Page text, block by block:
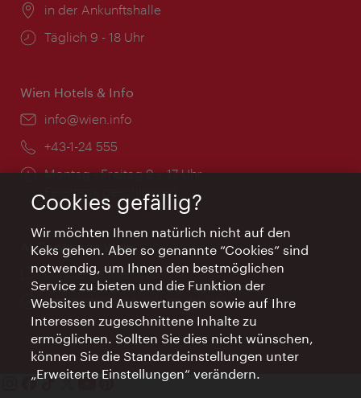
Ort:
in der Ankunftshalle
Öffnungszeiten:
Täglich 9 - 18 Uhr
Wien Hotels & Info
Email:
info@wien.info
Telefon:
+43-1-24 555
Öffnungszeiten:
Montag - Freitag 9 – 17 Uhr
Feiertags geschlossen
AI Concierge Wien
Ort:
concierge.wien.info
Öffnungszeiten:
Informationen rund um die Uhr
Cookies gefällig?
Wir möchten Ihnen natürlich nicht auf den
Keks gehen. Aber so genannte “Cookies” sind
notwendig, um Ihnen den bestmöglichen
Service zu bieten und die Funktion der
Websites und Auswertungen sowie auf Ihre
Interessen zugeschnittene Inhalte zu
ermöglichen. Sollten Sie dies nicht wünschen,
können Sie die Standardeinstellungen unter
„Erweiterte Einstellungen“ verändern.